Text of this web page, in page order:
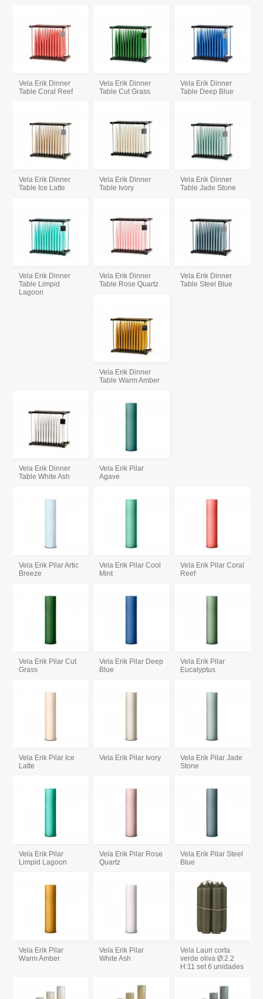
Vela Erik Dinner
Table Coral Reef
Vela Erik Dinner
Table Cut Grass
Vela Erik Dinner
Table Deep Blue
Vela Erik Dinner
Table Ice Latte
Vela Erik Dinner
Table Ivory
Vela Erik Dinner
Table Jade Stone
Vela Erik Dinner
Table Limpid
Lagoon
Vela Erik Dinner
Table Rose Quartz
Vela Erik Dinner
Table Steel Blue
Vela Erik Dinner
Table Warm Amber
Vela Erik Dinner
Table White Ash
Vela Erik Pilar
Agave
Vela Erik Pilar Artic
Breeze
Vela Erik Pilar Cool
Mint
Vela Erik Pilar Coral
Reef
Vela Erik Pilar Cut
Grass
Vela Erik Pilar Deep
Blue
Vela Erik Pilar
Eucalyptus
Vela Erik Pilar Ice
Latte
Vela Erik Pilar Ivory
Vela Erik Pilar Jade
Stone
Vela Erik Pilar
Limpid Lagoon
Vela Erik Pilar Rose
Quartz
Vela Erik Pilar Steel
Blue
Vela Erik Pilar
Warm Amber
Vela Erik Pilar
White Ash
Vela Lauri corta
verde oliva Ø:2.2
H:11 set 6 unidades